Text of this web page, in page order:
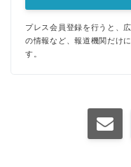
プレス会員登録を行うと、
の情報など、報道機関だけ
す。